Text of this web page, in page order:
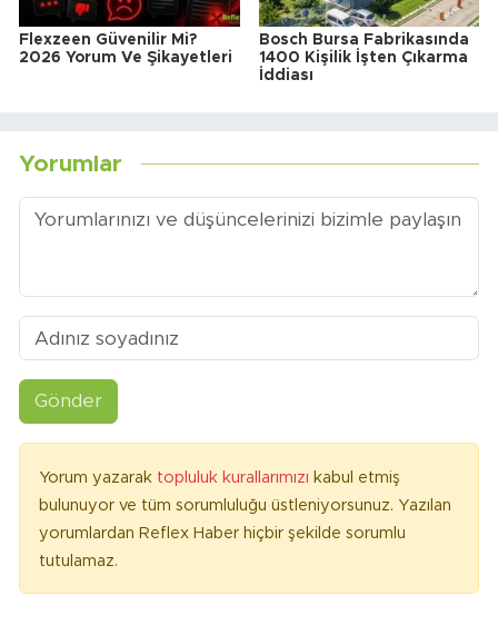
Flexzeen Güvenilir Mi?
2026 Yorum Ve Şikayetleri
Bosch Bursa Fabrikasında
1400 Kişilik İşten Çıkarma
İddiası
Yorumlar
Gönder
Yorum yazarak topluluk kurallarımızı kabul etmiş
bulunuyor ve tüm sorumluluğu üstleniyorsunuz. Yazılan
yorumlardan Reflex Haber hiçbir şekilde sorumlu
tutulamaz.